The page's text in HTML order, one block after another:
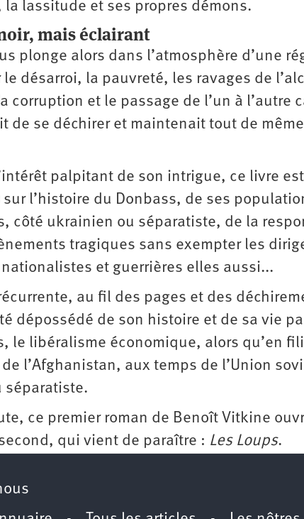
la lassitude et ses propres démons.
mais éclairant
plonge alors dans l’atmosphère d’une
désarroi, la pauvreté, les ravages de
corruption et le passage de l’un à l’autre
de se déchirer et maintenait tout de
palpitant de son intrigue, ce livre
sur l’histoire du Donbass, de ses
côté ukrainien ou séparatiste, de la
tragiques sans exempter les
et guerrières elles aussi...
au fil des pages et des
dépossédé de son histoire et de sa vie
le libéralisme économique, alors qu’en
l’Afghanistan, aux temps de l’Union
séparatiste.
ce premier roman de Benoît Vitkine
qui vient de paraître : Les Loups.